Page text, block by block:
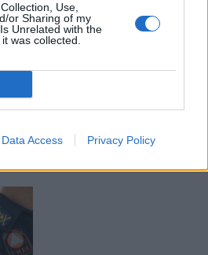
Use,
or Sharing of my
Unrelated with the
was collected.
Data Access Privacy Policy
του αδικοχαμένου
Τσιτλακίδη επισκέφθηκε ο
του πιλότου Στάθη